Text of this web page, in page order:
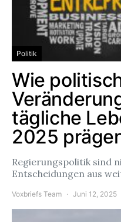
Politik
Wie
tägliche
2025
Regierungspolitik sind
Entscheidungen aus
Voxbriefs Team Juni 12, 2025